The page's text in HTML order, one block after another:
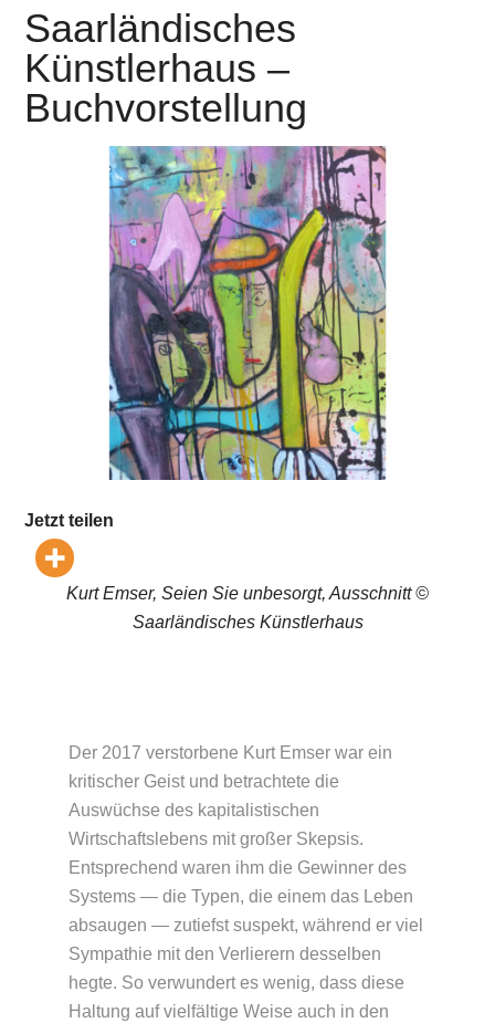
Saarländisches
Künstlerhaus –
Buchvorstellung
Jetzt teilen
Kurt Emser, Seien Sie unbesorgt, Ausschnitt ©
Saarländisches Künstlerhaus
Der 2017 verstorbene Kurt Emser war ein
kritischer Geist und betrachtete die
Auswüchse des kapitalistischen
Wirtschaftslebens mit großer Skepsis.
Entsprechend waren ihm die Gewinner des
Systems — die Typen, die einem das Leben
absaugen — zutiefst suspekt, während er viel
Sympathie mit den Verlierern desselben
hegte. So verwundert es wenig, dass diese
Haltung auf vielfältige Weise auch in den